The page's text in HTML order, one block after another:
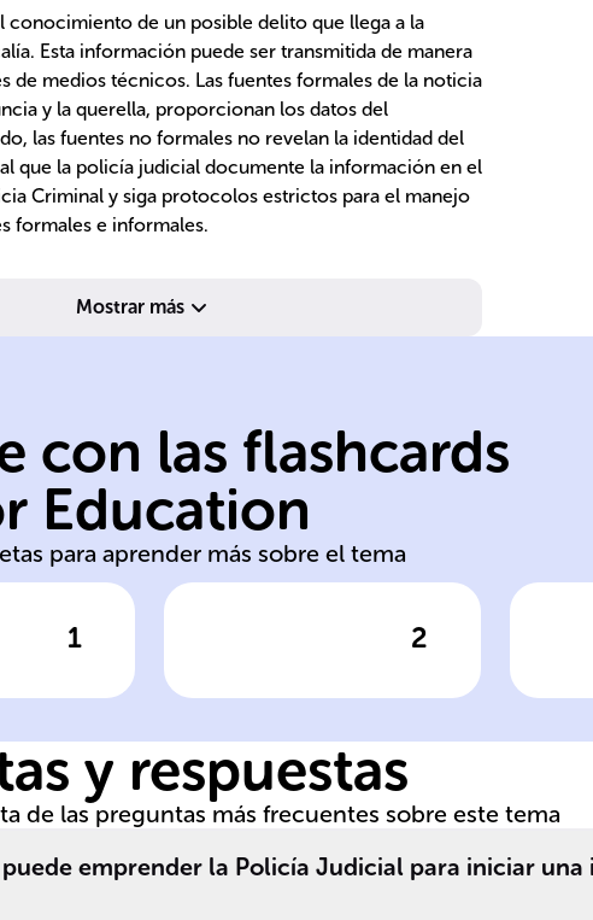
conocimiento de un posible delito que llega a la
Esta información puede ser transmitida de manera
de medios técnicos. Las fuentes formales de la noticia
y la querella, proporcionan los datos del
las fuentes no formales no revelan la identidad del
que la policía judicial documente la información en el
Criminal y siga protocolos estrictos para el manejo
formales e informales.
Mostrar más
con las flashcards
Education
para aprender más sobre el tema
1
de
la respuesta 2
Promotor
Haz clic para comprobar la respuesta
Iniciada por la
víctima del delito
o su
Haz
y respuestas
de las preguntas más frecuentes sobre este tema
puede emprender la Policía Judicial para iniciar una